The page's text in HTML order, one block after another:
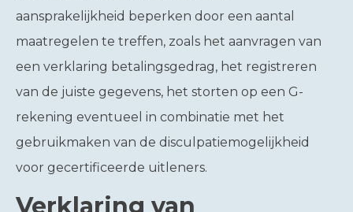
aansprakelijkheid beperken door een aantal
maatregelen te treffen, zoals het aanvragen van
een verklaring betalingsgedrag, het registreren
van de juiste gegevens, het storten op een G-
rekening eventueel in combinatie met het
gebruikmaken van de disculpatiemogelijkheid
voor gecertificeerde uitleners.
Verklaring van